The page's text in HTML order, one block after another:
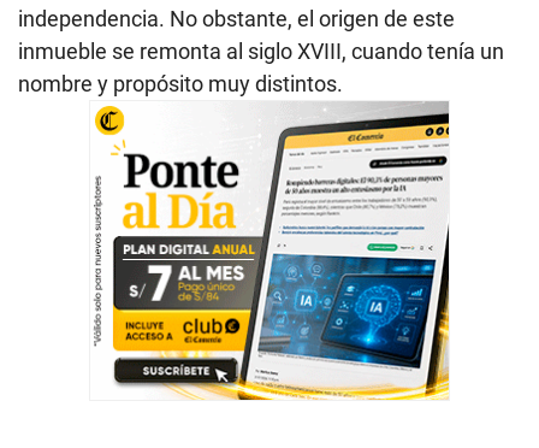
independencia. No obstante, el origen de este
inmueble se remonta al siglo XVIII, cuando tenía un
nombre y propósito muy distintos.